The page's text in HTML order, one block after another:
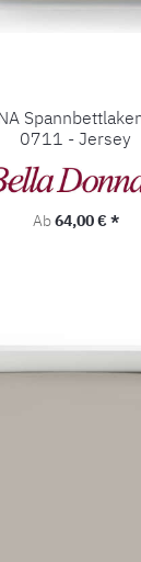
0711 - Jersey
Regulärer Preis:
Ab64,00 € *